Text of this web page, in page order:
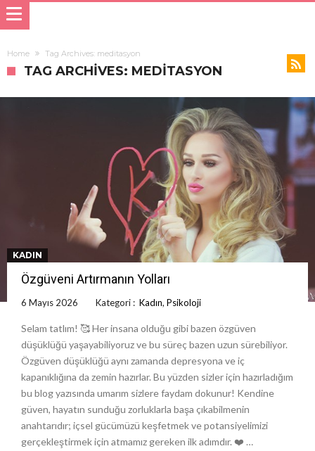
Home Tag Archives: meditasyon
TAG ARCHIVES: MEDITASYON
KADIN
Özgüveni Artırmanın Yolları
6 Mayıs 2026 Kategori : Kadın, Psikoloji
Selam tatlım! 🥰 Her insana olduğu gibi bazen özgüven
düşüklüğü yaşayabiliyoruz ve bu süreç bazen uzun sürebiliyor.
Özgüven düşüklüğü aynı zamanda depresyona ve iç
kapanıklığına da zemin hazırlar. Bu yüzden sizler için hazırladığım
bu blog yazısında umarım sizlere faydam dokunur! Kendine
güven, hayatın sunduğu zorluklarla başa çıkabilmenin
anahtarıdır; içsel gücümüzü keşfetmek ve potansiyelimizi
gerçekleştirmek için atmamız gereken ilk adımdır. ❤️ …